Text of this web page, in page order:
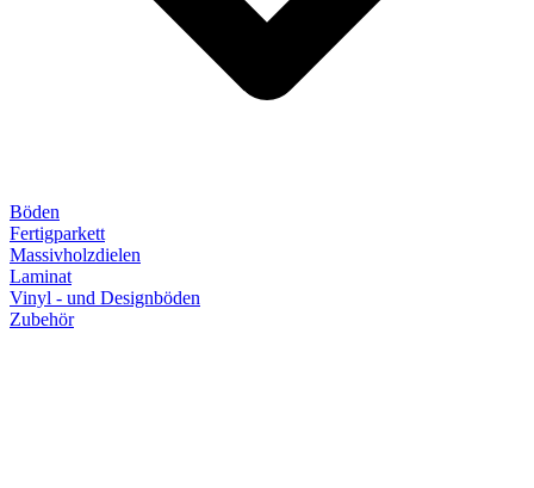
Böden
Fertigparkett
Massivholzdielen
Laminat
Vinyl - und Designböden
Zubehör